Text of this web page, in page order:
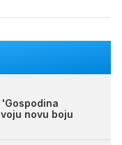
novu boju